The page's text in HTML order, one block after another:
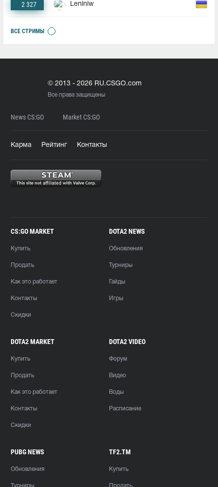
2 327 Leniniw
ВСЕ СТРИМЫ
© 2013 - 2026 RU.CSGO.com
Все права защищены
News CS:GO Market CS:GO
Карма Рейтинг Контакты
CS:GO MARKET
Купить
Продать
Как это работает
Контакты
Скидки
DOTA2 NEWS
Обновления
Турниры
Гайды
Игры
DOTA2 MARKET
Купить
Продать
Как это работает
Контакты
Скидки
DOTA2 VIDEO
Форум
Видео
Воды
Расписание
PUBG NEWS
Обновления
Турниры
TF2.TM
Купить
Продать